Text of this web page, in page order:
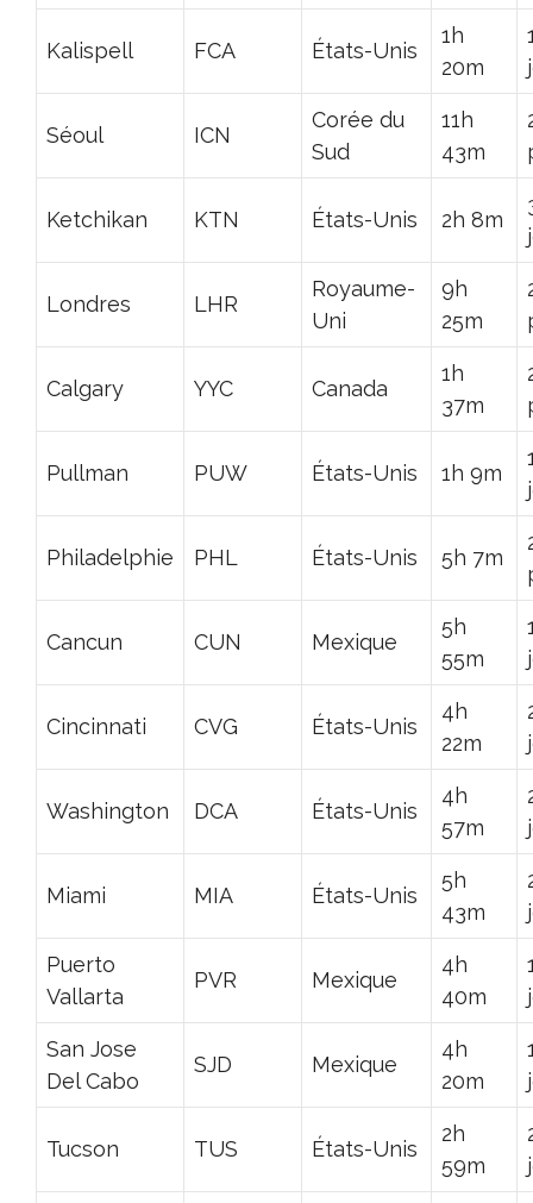
Kalispell FCA États-Unis
1h
20m
Séoul ICN
Corée du
Sud
11h
43m
Ketchikan KTN États-Unis 2h 8m
Londres LHR
Royaume-
Uni
9h
25m
Calgary YYC Canada
1h
37m
Pullman PUW États-Unis 1h 9m
Philadelphie PHL États-Unis 5h 7m
Cancun CUN Mexique
5h
55m
Cincinnati CVG États-Unis
4h
22m
Washington DCA États-Unis
4h
57m
Miami MIA États-Unis
5h
43m
Puerto
Vallarta
PVR Mexique
4h
40m
San Jose
Del Cabo
SJD Mexique
4h
20m
Tucson TUS États-Unis
2h
59m